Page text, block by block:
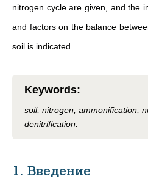
nitrogen cycle are given, and the
and factors on the balance
soil is indicated.
Keywords:
soil, nitrogen, ammonification,
denitrification.
1. Введение